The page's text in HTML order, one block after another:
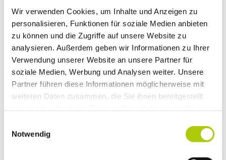
Wir verwenden Cookies, um Inhalte und Anzeigen zu
personalisieren, Funktionen für soziale Medien anbieten
zu können und die Zugriffe auf unsere Website zu
analysieren. Außerdem geben wir Informationen zu Ihrer
Verwendung unserer Website an unsere Partner für
soziale Medien, Werbung und Analysen weiter. Unsere
Partner führen diese Informationen möglicherweise mit
weiteren Daten zusammen, die Sie ihnen bereitgestellt
Notwendig
Martina Hochecker
Kernhof
E-Mail:hochecker.martina@aon.at
Petra Klenner
2813 Lichtenegg
E-Mail: office@petraklenner.at
Web:www.petraklenner.at